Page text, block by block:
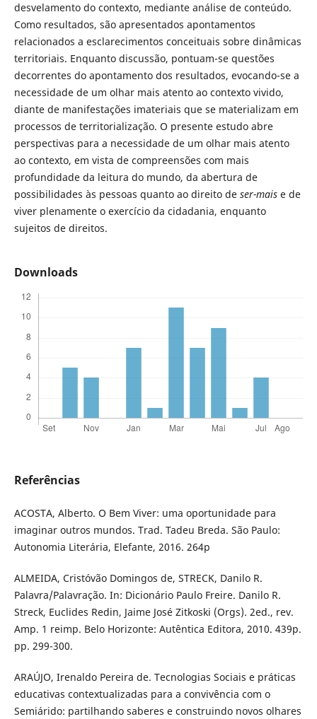
desvelamento do contexto, mediante análise de conteúdo.
Como resultados, são apresentados apontamentos
relacionados a esclarecimentos conceituais sobre dinâmicas
territoriais. Enquanto discussão, pontuam-se questões
decorrentes do apontamento dos resultados, evocando-se a
necessidade de um olhar mais atento ao contexto vivido,
diante de manifestações imateriais que se materializam em
processos de territorialização. O presente estudo abre
perspectivas para a necessidade de um olhar mais atento
ao contexto, em vista de compreensões com mais
profundidade da leitura do mundo, da abertura de
possibilidades às pessoas quanto ao direito de ser-maise de
viver plenamente o exercício da cidadania, enquanto
sujeitos de direitos.
Downloads
Referências
ACOSTA, Alberto. O Bem Viver: uma oportunidade para
imaginar outros mundos. Trad. Tadeu Breda. São Paulo:
Autonomia Literária, Elefante, 2016. 264p
ALMEIDA, Cristóvão Domingos de, STRECK, Danilo R.
Palavra/Palavração. In: Dicionário Paulo Freire. Danilo R.
Streck, Euclides Redin, Jaime José Zitkoski (Orgs). 2ed., rev.
Amp. 1 reimp. Belo Horizonte: Autêntica Editora, 2010. 439p.
pp. 299-300.
ARAÚJO, Irenaldo Pereira de. Tecnologias Sociais e práticas
educativas contextualizadas para a convivência com o
Semiárido: partilhando saberes e construindo novos olhares